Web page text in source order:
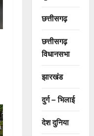
छत्तीसगढ़
छत्तीसगढ़
विधानसभा
झारखंड
दुर्ग – भिलाई
देश दुनिया